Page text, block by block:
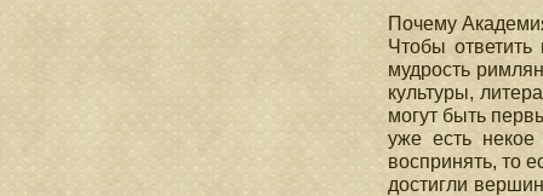
Почему
Чтобы
мудрость
культуры,
могут быть
уже есть
воспринять, то
достигли